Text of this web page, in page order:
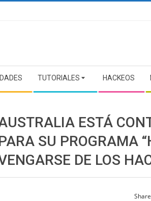
TUTORIALES HACKEOS
ESTÁ
SU PROGRAMA
DE LOS